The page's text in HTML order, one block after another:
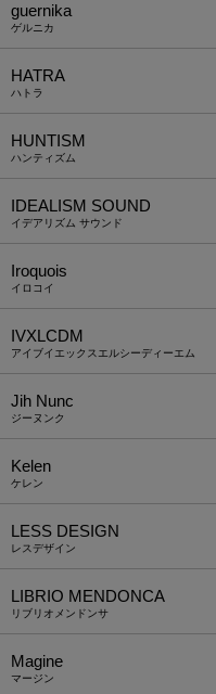
guernika
ゲルニカ
HATRA
ハトラ
HUNTISM
ハンティズム
IDEALISM SOUND
イデアリズム サウンド
Iroquois
イロコイ
IVXLCDM
アイブイエックスエルシーディーエム
Jih Nunc
ジーヌンク
Kelen
ケレン
LESS DESIGN
レスデザイン
LIBRIO MENDONCA
リブリオメンドンサ
Magine
マージン